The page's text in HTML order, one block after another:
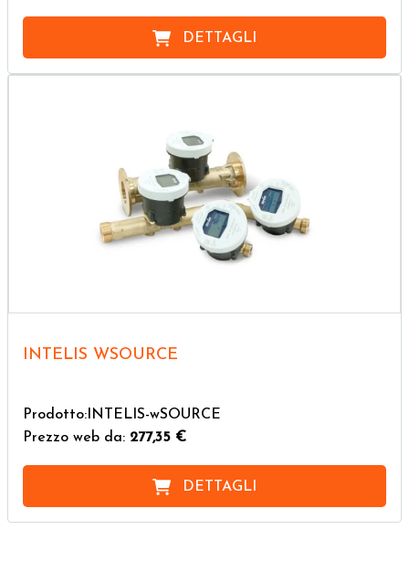
DETTAGLI
INTELIS WSOURCE
Prodotto:INTELIS-wSOURCE
Prezzo web da: 277,35 €
DETTAGLI